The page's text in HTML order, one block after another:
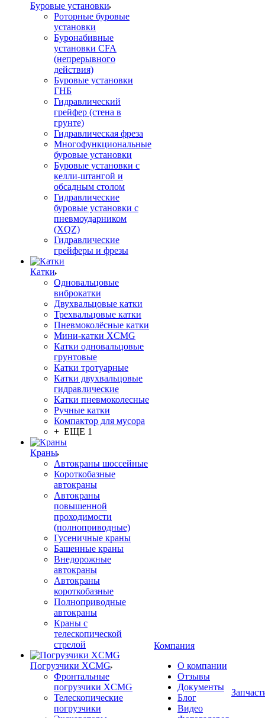
Буровые установки
Роторные буровые
установки
Буронабивные
установки CFA
(непрерывного
действия)
Буровые установки
ГНБ
Гидравлический
грейфер (стена в
грунте)
Гидравлическая фреза
Многофункциональные
буровые установки
Буровые установки с
келли-штангой и
обсадным столом
Гидравлические
буровые установки с
пневмоударником
(XQZ)
Гидравлические
грейферы и фрезы
Катки
Одновальцовые
виброкатки
Двухвальцовые катки
Трехвальцовые катки
Пневмоколёсные катки
Мини-катки XCMG
Катки одновальцовые
грунтовые
Катки тротуарные
Катки двухвальцовые
гидравлические
Катки пневмоколесные
Ручные катки
Компактор для мусора
+ ЕЩЕ 1
Краны
Автокраны шоссейные
Короткобазные
автокраны
Автокраны
повышенной
проходимости
(полноприводные)
Гусеничные краны
Башенные краны
Внедорожные
автокраны
Автокраны
короткобазные
Полноприводные
автокраны
Краны с
телескопической
стрелой
Погрузчики XCMG
Фронтальные
погрузчики XCMG
Телескопические
погрузчики
Компания
О компании
Отзывы
Документы
Блог
Видео